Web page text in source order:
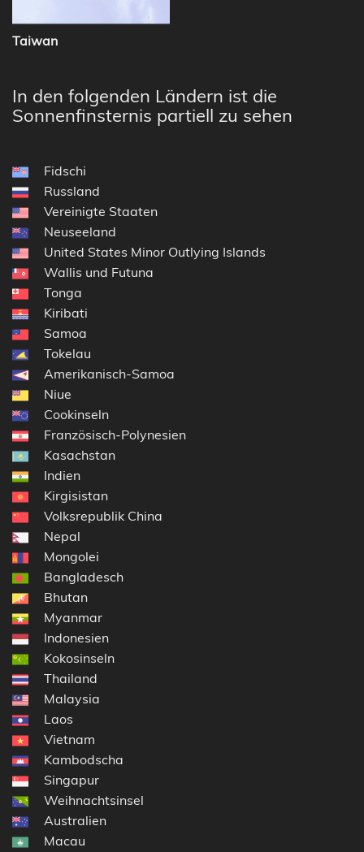
Taiwan
In den folgenden Ländern ist die
Sonnenfinsternis partiell zu sehen
Fidschi
Russland
Vereinigte Staaten
Neuseeland
United States Minor Outlying Islands
Wallis und Futuna
Tonga
Kiribati
Samoa
Tokelau
Amerikanisch-Samoa
Niue
Cookinseln
Französisch-Polynesien
Kasachstan
Indien
Kirgisistan
Volksrepublik China
Nepal
Mongolei
Bangladesch
Bhutan
Myanmar
Indonesien
Kokosinseln
Thailand
Malaysia
Laos
Vietnam
Kambodscha
Singapur
Weihnachtsinsel
Australien
Macau